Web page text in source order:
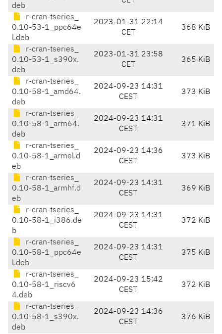
deb
r-cran-tseries_
0.10-53-1_ppc64e
l.deb
2023-01-31 22:14
CET
368 KiB
r-cran-tseries_
0.10-53-1_s390x.
deb
2023-01-31 23:58
CET
365 KiB
r-cran-tseries_
0.10-58-1_amd64.
deb
2024-09-23 14:31
CEST
373 KiB
r-cran-tseries_
0.10-58-1_arm64.
deb
2024-09-23 14:31
CEST
371 KiB
r-cran-tseries_
0.10-58-1_armel.d
eb
2024-09-23 14:36
CEST
373 KiB
r-cran-tseries_
0.10-58-1_armhf.d
eb
2024-09-23 14:31
CEST
369 KiB
r-cran-tseries_
0.10-58-1_i386.de
b
2024-09-23 14:31
CEST
372 KiB
r-cran-tseries_
0.10-58-1_ppc64e
l.deb
2024-09-23 14:31
CEST
375 KiB
r-cran-tseries_
0.10-58-1_riscv6
4.deb
2024-09-23 15:42
CEST
372 KiB
r-cran-tseries_
0.10-58-1_s390x.
deb
2024-09-23 14:36
CEST
376 KiB